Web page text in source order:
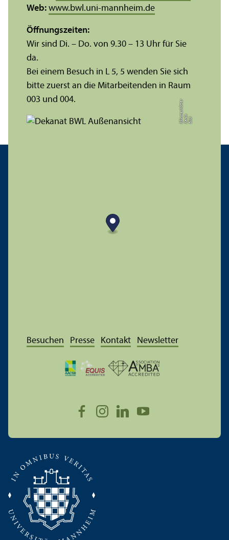
Bil
d:
X
e
ni
aM
ü
n
s
te
r
k
ö
t
t
e
r
Web: www.bwl.uni-mannheim.de
Öffnungs­zeiten:
Wir sind Di. – Do. von 9.30 – 13 Uhr für Sie
da.
Bei einem Besuch in L 5, 5 wenden Sie sich
bitte zuerst an die Mitarbeitenden in Raum
003 und 004.
Besuchen Presse Kontakt Newsletter